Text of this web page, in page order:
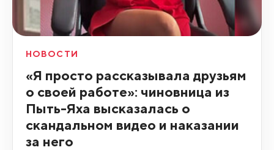
НОВОСТИ
«Я просто рассказывала друзьям
о своей работе»: чиновница из
Пыть-Яха высказалась о
скандальном видео и наказании
за него